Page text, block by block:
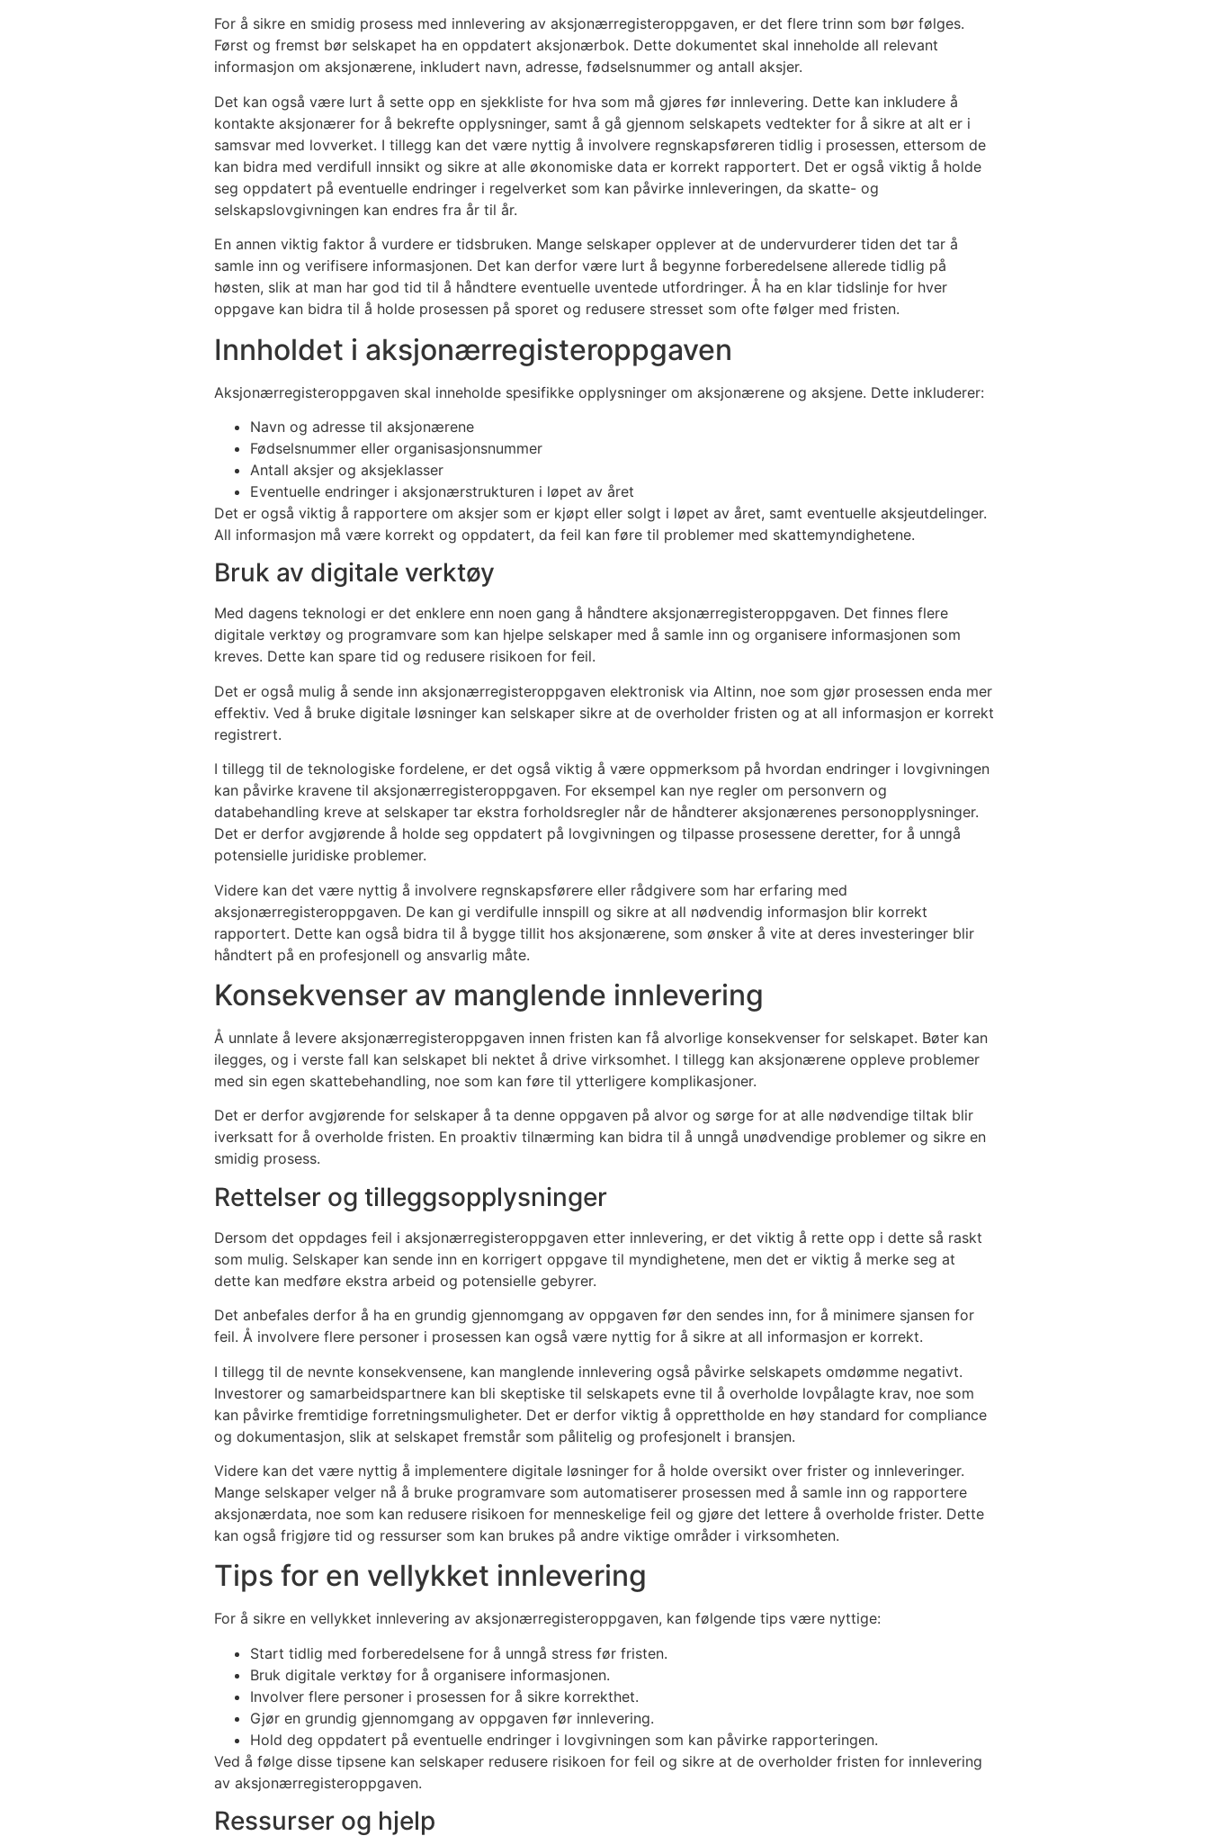
For å sikre en smidig prosess med innlevering av aksjonærregisteroppgaven, er det flere trinn som bør følges.
Først og fremst bør selskapet ha en oppdatert aksjonærbok. Dette dokumentet skal inneholde all relevant
informasjon om aksjonærene, inkludert navn, adresse, fødselsnummer og antall aksjer.
Det kan også være lurt å sette opp en sjekkliste for hva som må gjøres før innlevering. Dette kan inkludere å
kontakte aksjonærer for å bekrefte opplysninger, samt å gå gjennom selskapets vedtekter for å sikre at alt er i
samsvar med lovverket. I tillegg kan det være nyttig å involvere regnskapsføreren tidlig i prosessen, ettersom de
kan bidra med verdifull innsikt og sikre at alle økonomiske data er korrekt rapportert. Det er også viktig å holde
seg oppdatert på eventuelle endringer i regelverket som kan påvirke innleveringen, da skatte- og
selskapslovgivningen kan endres fra år til år.
En annen viktig faktor å vurdere er tidsbruken. Mange selskaper opplever at de undervurderer tiden det tar å
samle inn og verifisere informasjonen. Det kan derfor være lurt å begynne forberedelsene allerede tidlig på
høsten, slik at man har god tid til å håndtere eventuelle uventede utfordringer. Å ha en klar tidslinje for hver
oppgave kan bidra til å holde prosessen på sporet og redusere stresset som ofte følger med fristen.
Innholdet i aksjonærregisteroppgaven
Aksjonærregisteroppgaven skal inneholde spesifikke opplysninger om aksjonærene og aksjene. Dette inkluderer:
Navn og adresse til aksjonærene
Fødselsnummer eller organisasjonsnummer
Antall aksjer og aksjeklasser
Eventuelle endringer i aksjonærstrukturen i løpet av året
Det er også viktig å rapportere om aksjer som er kjøpt eller solgt i løpet av året, samt eventuelle aksjeutdelinger.
All informasjon må være korrekt og oppdatert, da feil kan føre til problemer med skattemyndighetene.
Bruk av digitale verktøy
Med dagens teknologi er det enklere enn noen gang å håndtere aksjonærregisteroppgaven. Det finnes flere
digitale verktøy og programvare som kan hjelpe selskaper med å samle inn og organisere informasjonen som
kreves. Dette kan spare tid og redusere risikoen for feil.
Det er også mulig å sende inn aksjonærregisteroppgaven elektronisk via Altinn, noe som gjør prosessen enda mer
effektiv. Ved å bruke digitale løsninger kan selskaper sikre at de overholder fristen og at all informasjon er korrekt
registrert.
I tillegg til de teknologiske fordelene, er det også viktig å være oppmerksom på hvordan endringer i lovgivningen
kan påvirke kravene til aksjonærregisteroppgaven. For eksempel kan nye regler om personvern og
databehandling kreve at selskaper tar ekstra forholdsregler når de håndterer aksjonærenes personopplysninger.
Det er derfor avgjørende å holde seg oppdatert på lovgivningen og tilpasse prosessene deretter, for å unngå
potensielle juridiske problemer.
Videre kan det være nyttig å involvere regnskapsførere eller rådgivere som har erfaring med
aksjonærregisteroppgaven. De kan gi verdifulle innspill og sikre at all nødvendig informasjon blir korrekt
rapportert. Dette kan også bidra til å bygge tillit hos aksjonærene, som ønsker å vite at deres investeringer blir
håndtert på en profesjonell og ansvarlig måte.
Konsekvenser av manglende innlevering
Å unnlate å levere aksjonærregisteroppgaven innen fristen kan få alvorlige konsekvenser for selskapet. Bøter kan
ilegges, og i verste fall kan selskapet bli nektet å drive virksomhet. I tillegg kan aksjonærene oppleve problemer
med sin egen skattebehandling, noe som kan føre til ytterligere komplikasjoner.
Det er derfor avgjørende for selskaper å ta denne oppgaven på alvor og sørge for at alle nødvendige tiltak blir
iverksatt for å overholde fristen. En proaktiv tilnærming kan bidra til å unngå unødvendige problemer og sikre en
smidig prosess.
Rettelser og tilleggsopplysninger
Dersom det oppdages feil i aksjonærregisteroppgaven etter innlevering, er det viktig å rette opp i dette så raskt
som mulig. Selskaper kan sende inn en korrigert oppgave til myndighetene, men det er viktig å merke seg at
dette kan medføre ekstra arbeid og potensielle gebyrer.
Det anbefales derfor å ha en grundig gjennomgang av oppgaven før den sendes inn, for å minimere sjansen for
feil. Å involvere flere personer i prosessen kan også være nyttig for å sikre at all informasjon er korrekt.
I tillegg til de nevnte konsekvensene, kan manglende innlevering også påvirke selskapets omdømme negativt.
Investorer og samarbeidspartnere kan bli skeptiske til selskapets evne til å overholde lovpålagte krav, noe som
kan påvirke fremtidige forretningsmuligheter. Det er derfor viktig å opprettholde en høy standard for compliance
og dokumentasjon, slik at selskapet fremstår som pålitelig og profesjonelt i bransjen.
Videre kan det være nyttig å implementere digitale løsninger for å holde oversikt over frister og innleveringer.
Mange selskaper velger nå å bruke programvare som automatiserer prosessen med å samle inn og rapportere
aksjonærdata, noe som kan redusere risikoen for menneskelige feil og gjøre det lettere å overholde frister. Dette
kan også frigjøre tid og ressurser som kan brukes på andre viktige områder i virksomheten.
Tips for en vellykket innlevering
For å sikre en vellykket innlevering av aksjonærregisteroppgaven, kan følgende tips være nyttige:
Start tidlig med forberedelsene for å unngå stress før fristen.
Bruk digitale verktøy for å organisere informasjonen.
Involver flere personer i prosessen for å sikre korrekthet.
Gjør en grundig gjennomgang av oppgaven før innlevering.
Hold deg oppdatert på eventuelle endringer i lovgivningen som kan påvirke rapporteringen.
Ved å følge disse tipsene kan selskaper redusere risikoen for feil og sikre at de overholder fristen for innlevering
av aksjonærregisteroppgaven.
Ressurser og hjelp